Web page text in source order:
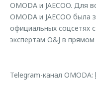
OMODA и JAECOO. Для
OMODA и JAECOO
официальных соцсетях
экспертам O&J в
Telegram-канал OMODA: